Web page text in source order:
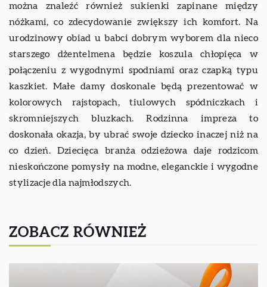
można znaleźć również sukienki zapinane między
nóżkami, co zdecydowanie zwiększy ich komfort. Na
urodzinowy obiad u babci dobrym wyborem dla nieco
starszego dżentelmena będzie koszula chłopięca w
połączeniu z wygodnymi spodniami oraz czapką typu
kaszkiet. Małe damy doskonale będą prezentować w
kolorowych rajstopach, tiulowych spódniczkach i
skromniejszych bluzkach. Rodzinna impreza to
doskonała okazja, by ubrać swoje dziecko inaczej niż na
co dzień. Dziecięca branża odzieżowa daje rodzicom
nieskończone pomysły na modne, eleganckie i wygodne
stylizacje dla najmłodszych.
ZOBACZ RÓWNIEŻ